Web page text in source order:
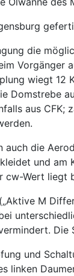
die
Vorgänger
wiegt
Domstrebe
aus
die
und am
Wert liegt
M
und
linken